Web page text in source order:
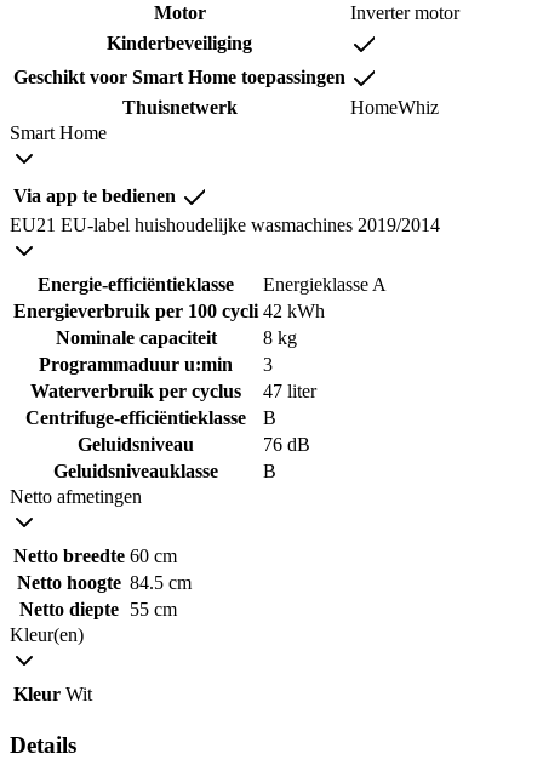
Motor
Inverter motor
Kinderbeveiliging
Geschikt voor Smart Home toepassingen
Thuisnetwerk
HomeWhiz
Smart Home
Via app te bedienen
EU21 EU-label huishoudelijke wasmachines 2019/2014
Energie-efficiëntieklasse
Energieklasse A
Energieverbruik per 100 cycli 42 kWh
Nominale capaciteit
8 kg
Programmaduur u:min
3
Waterverbruik per cyclus
47 liter
Centrifuge-efficiëntieklasse
B
Geluidsniveau
76 dB
Geluidsniveauklasse
B
Netto afmetingen
Netto breedte 60 cm
Netto hoogte 84.5 cm
Netto diepte 55 cm
Kleur(en)
Kleur Wit
Details